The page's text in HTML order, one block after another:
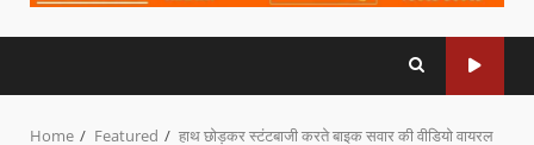
Home Featured हाथ छोड़कर स्टंटबाजी करते बाइक सवार की वीडियो वायरल